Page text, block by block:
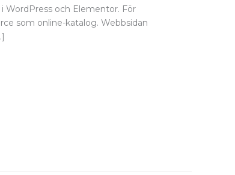
WordPress och Elementor. För
som online-katalog. Webbsidan